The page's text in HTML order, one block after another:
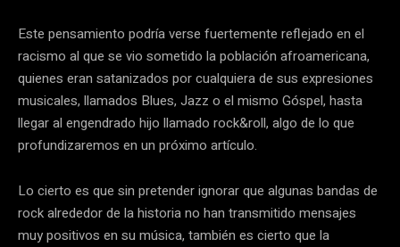
Este pensamiento podría verse fuertemente reflejado en el
racismo al que se vio sometido la población afroamericana,
quienes eran satanizados por cualquiera de sus expresiones
musicales, llamados Blues, Jazz o el mismo Góspel, hasta
llegar al engendrado hijo llamado rock&roll, algo de lo que
profundizaremos en un próximo artículo.
Lo cierto es que sin pretender ignorar que algunas bandas de
rock alrededor de la historia no han transmitido mensajes
muy positivos en su música, también es cierto que la